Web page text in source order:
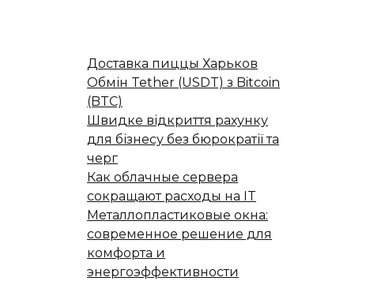
Доставка пиццы Харьков
Обмін Tether (USDT) з Bitcoin
(BTC)
Швидке відкриття рахунку
для бізнесу без бюрократії та
черг
Как облачные сервера
сокращают расходы на IT
Металлопластиковые окна:
современное решение для
комфорта и
энергоэффективности